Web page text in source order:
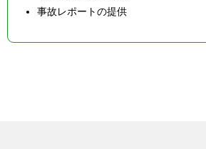
事故レポートの提供